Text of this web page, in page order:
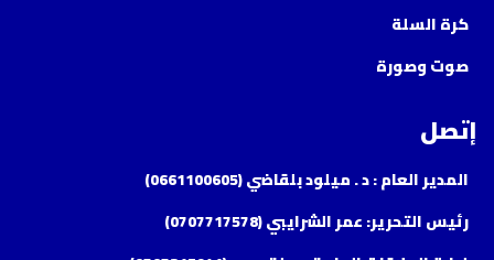
كرة السلة
صوت وصورة
إتصل
المدير العام : د . ميلود بلقاضي (0661100605)
رئيس التحرير: عمر الشرايبي (0707717578)